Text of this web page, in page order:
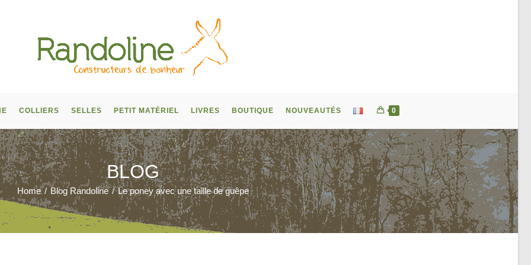
COLLIERS SELLES PETIT MATÉRIEL LIVRES BOUTIQUE NOUVEAUTÉS 0
BLOG
Home / Blog Randoline / Le poney avec une taille de guêpe